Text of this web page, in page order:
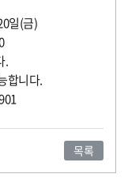
일(금)
.
합니다.
목록